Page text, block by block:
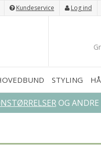
Log ind
Kundeservice
STYLING
OG ANDRE